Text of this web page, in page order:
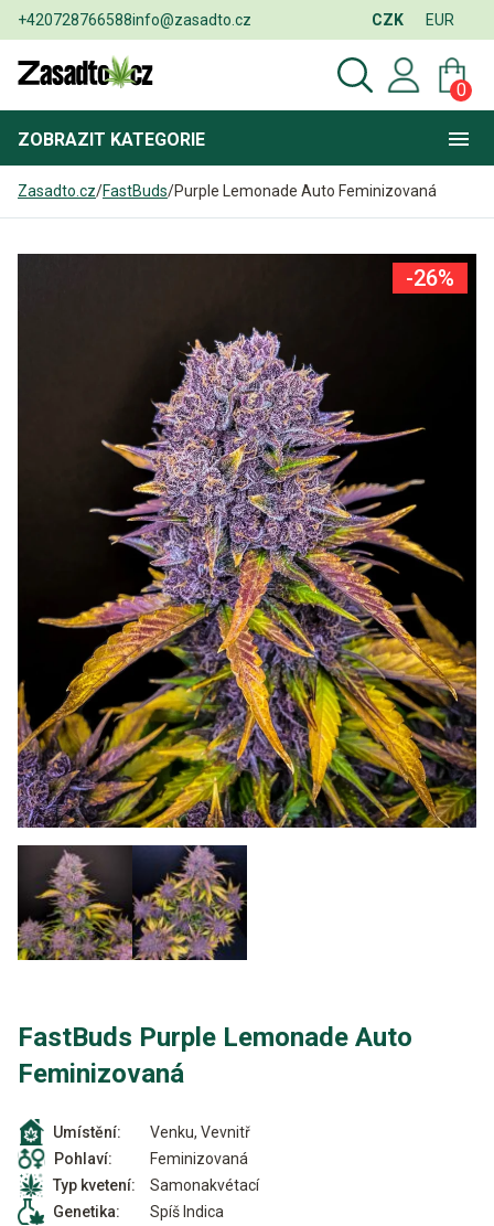
+420728766588info@zasadto.cz CZK EUR
0
ZOBRAZIT KATEGORIE
Zasadto.cz/FastBuds/Purple Lemonade Auto Feminizovaná
FastBuds Purple Lemonade Auto
Feminizovaná
Umístění:
Venku, Vevnitř
Pohlaví:
Feminizovaná
Typ kvetení:
Samonakvétací
Genetika:
Spíš Indica
-26%